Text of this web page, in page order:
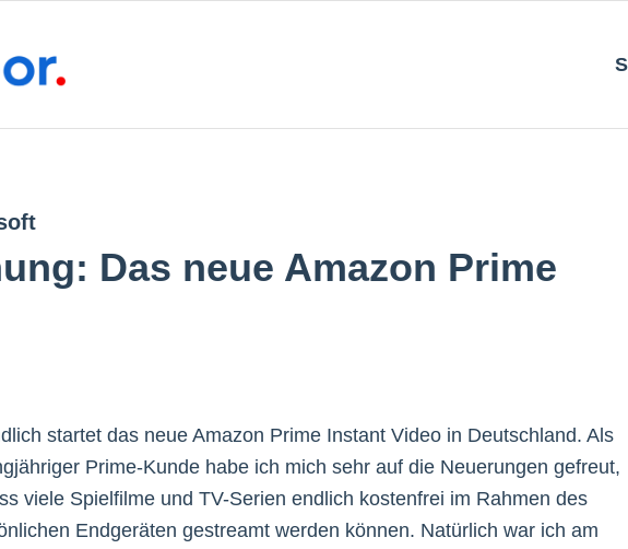
Das neue Amazon Prime
startet das neue Amazon Prime Instant Video in Deutschland. Als
Prime-Kunde habe ich mich sehr auf die Neuerungen gefreut,
viele Spielfilme und TV-Serien endlich kostenfrei im Rahmen des
Endgeräten gestreamt werden können. Natürlich war ich am